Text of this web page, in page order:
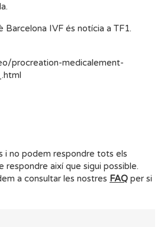
Barcelona IVF és notícia a TF1.
procreation-medicalement-
i no podem respondre tots els
respondre així que sigui possible.
a consultar les nostres FAQ per si